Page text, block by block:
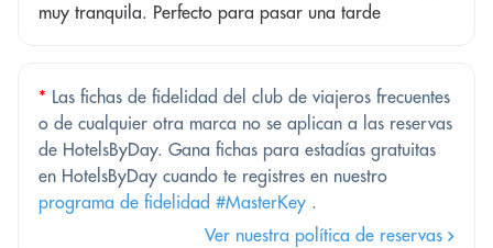
muy tranquila. Perfecto para pasar una tarde
* Las fichas de fidelidad del club de viajeros frecuentes
o de cualquier otra marca no se aplican a las reservas
de HotelsByDay. Gana fichas para estadías gratuitas
en HotelsByDay cuando te registres en nuestro
programa de fidelidad #MasterKey .
Ver nuestra política de reservas